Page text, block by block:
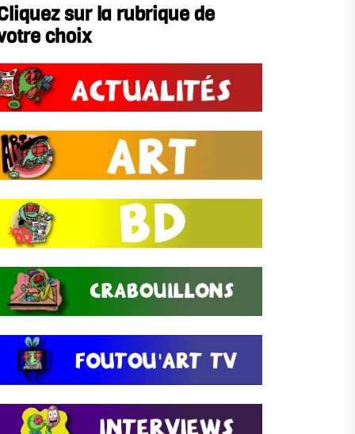
sur la rubrique de
choix